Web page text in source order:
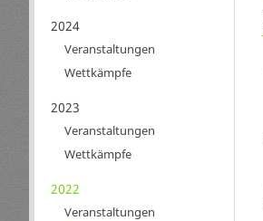
2024
Veranstaltungen
Wettkämpfe
2023
Veranstaltungen
Wettkämpfe
2022
Veranstaltungen